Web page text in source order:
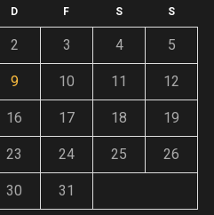
D F S S
2 3 4 5
9 10 11 12
16 17 18 19
23 24 25 26
30 31